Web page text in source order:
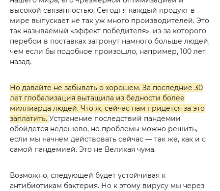
высокой связанностью. Сегодня каждый продукт в
мире выпускает не так уж много производителей. Это
так называемый «эффект победителя», из-за которого
перебои в поставках затронут намного больше людей,
чем если бы подобное произошло, например, 100 лет
назад.
Но давайте не забывать о хорошем. За последние 30
лет глобализация вытащила из бедности более
миллиарда людей. Что ж, сейчас нам придется за это
заплатить. Устранение последствий пандемии
обойдется недешево, но проблемы можно решить,
если мы начнем действовать сейчас — так же, как и с
самой пандемией. Это не Великая чума.
Возможно, следующей будет устойчивая к
антибиотикам бактерия. Но к этому вирусу мы через